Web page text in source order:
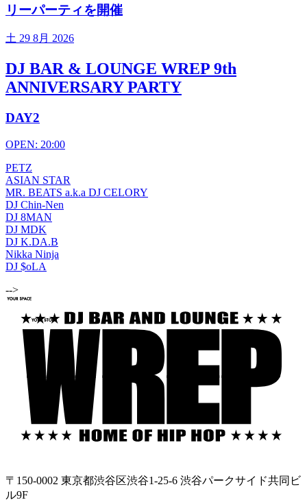
リーパーティを開催
土 29 8月 2026
DJ BAR & LOUNGE WREP 9th
ANNIVERSARY PARTY
DAY2
OPEN: 20:00
PETZ
ASIAN STAR
MR. BEATS a.k.a DJ CELORY
DJ Chin-Nen
DJ 8MAN
DJ MDK
DJ K.DA.B
Nikka Ninja
DJ $oLA
-->
〒150-0002 東京都渋谷区渋谷1-25-6 渋谷パークサイド共同ビ
ル9F